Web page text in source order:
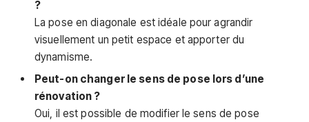
?
La pose en diagonale est idéale pour agrandir
visuellement un petit espace et apporter du
dynamisme.
Peut-on changer le sens de pose lors d’une
rénovation ?
Oui, il est possible de modifier le sens de pose